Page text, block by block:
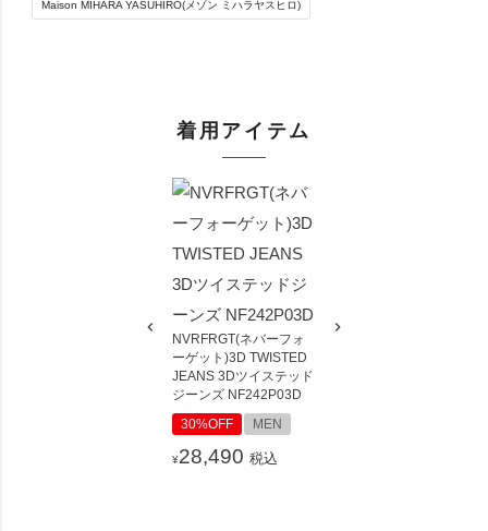
Maison MIHARA YASUHIRO(メゾン ミハラヤスヒロ)
着用アイテム
NVRFRGT(ネバーフォ
ーゲット)3D TWISTED
JEANS 3Dツイステッド
ジーンズ NF242P03D
30%OFF
MEN
¥28,490 税込